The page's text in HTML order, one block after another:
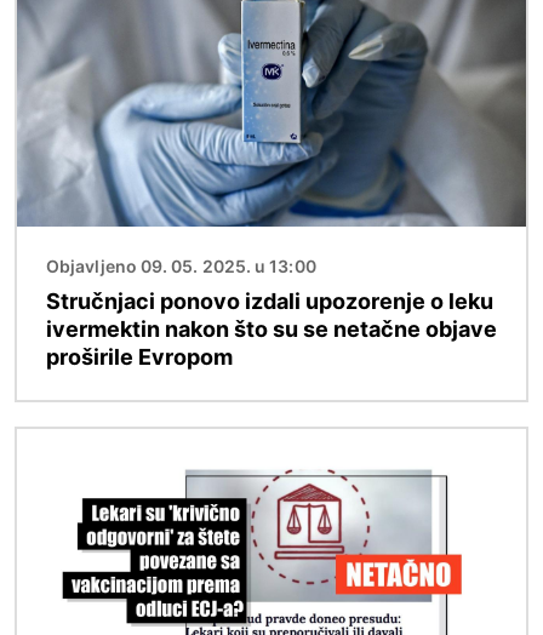
Objavljeno 09. 05. 2025. u 13:00
Stručnjaci ponovo izdali upozorenje o leku
ivermektin nakon što su se netačne objave
proširile Evropom